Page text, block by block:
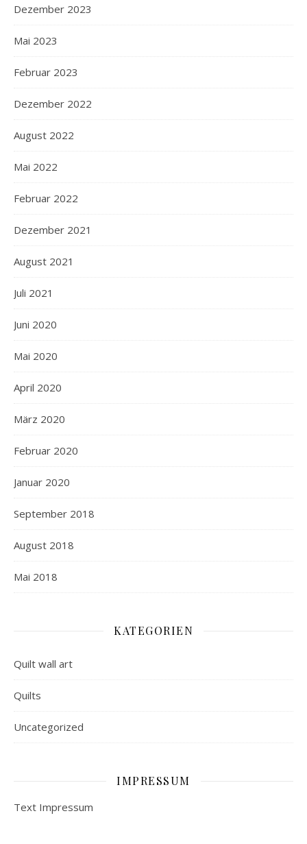
Dezember 2023
Mai 2023
Februar 2023
Dezember 2022
August 2022
Mai 2022
Februar 2022
Dezember 2021
August 2021
Juli 2021
Juni 2020
Mai 2020
April 2020
März 2020
Februar 2020
Januar 2020
September 2018
August 2018
Mai 2018
KATEGORIEN
Quilt wall art
Quilts
Uncategorized
IMPRESSUM
Text Impressum